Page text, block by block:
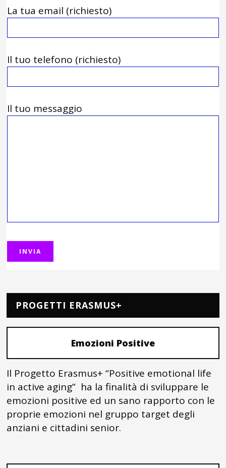
La tua email (richiesto)
Il tuo telefono (richiesto)
Il tuo messaggio
PROGETTI ERASMUS+
Emozioni Positive
Il Progetto Erasmus+ “Positive emotional life
in active aging” ha la finalità di sviluppare le
emozioni positive ed un sano rapporto con le
proprie emozioni nel gruppo target degli
anziani e cittadini senior.